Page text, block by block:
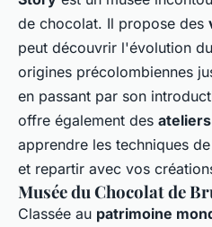
de chocolat. Il propose des
peut découvrir l'évolution
origines précolombiennes
en passant par son
offre également des ateliers
apprendre les techniques de
et repartir avec vos
Musée du Chocolat de
Classée au patrimoine